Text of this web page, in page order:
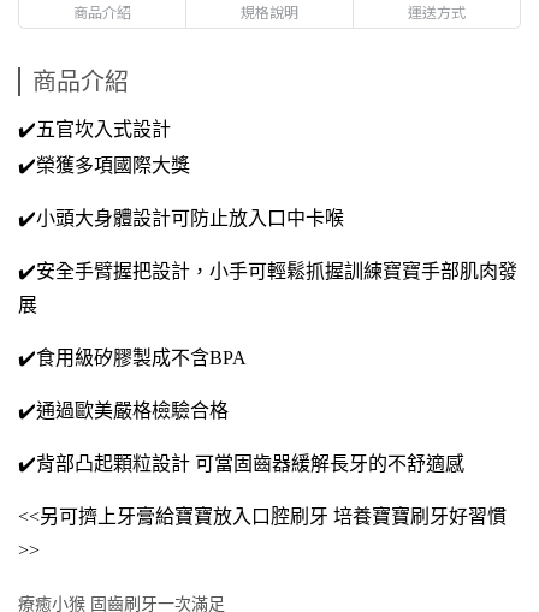
商品介紹 規格說明 運送方式
商品介紹
✔️五官坎入式設計
✔️榮獲多項國際大獎
✔️小頭大身體設計可防止放入口中卡喉
✔️安全手臂握把設計，小手可輕鬆抓握訓練寶寶手部肌肉發
展
✔️食用級矽膠製成不含BPA
✔️通過歐美嚴格檢驗合格
✔️背部凸起顆粒設計 可當固齒器緩解長牙的不舒適感
<<另可擠上牙膏給寶寶放入口腔刷牙 培養寶寶刷牙好習慣
>>
療癒小猴 固齒刷牙一次滿足